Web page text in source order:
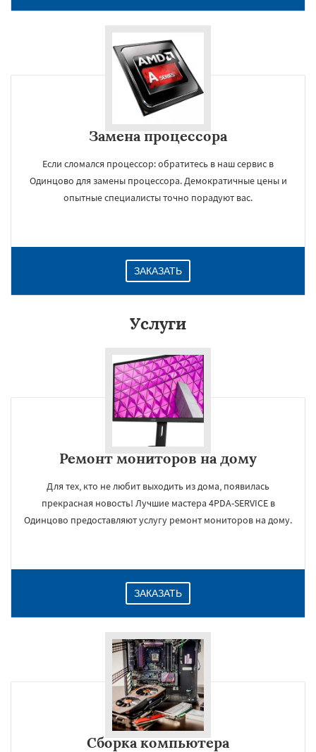
Замена процессора
Если сломался процессор: обратитесь в наш сервис в
Одинцово для замены процессора. Демократичные цены и
опытные специалисты точно порадуют вас.
ЗАКАЗАТЬ
Услуги
Ремонт мониторов на дому
Для тех, кто не любит выходить из дома, появилась
прекрасная новость! Лучшие мастера 4PDA-SERVICE в
Одинцово предоставляют услугу ремонт мониторов на дому.
ЗАКАЗАТЬ
Сборка компьютера
×